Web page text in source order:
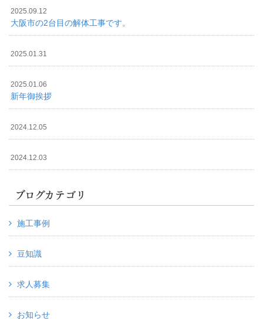
2025.09.12
大阪市の2台目の解体工事です。
2025.01.31
2025.01.06
新年御挨拶
2024.12.05
2024.12.03
ブログカテゴリ
施工事例
豆知識
求人募集
お知らせ